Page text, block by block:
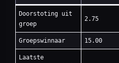
Doorstoting uit
groep
2.75
Groepswinnaar 15.00
Laatste